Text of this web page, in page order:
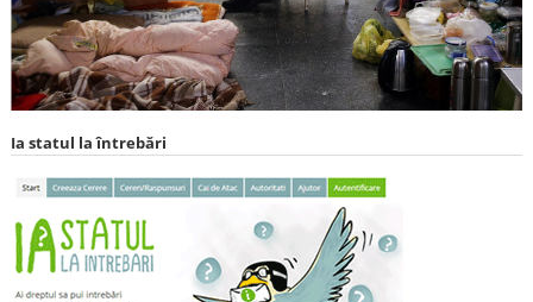
Ia statul la întrebări